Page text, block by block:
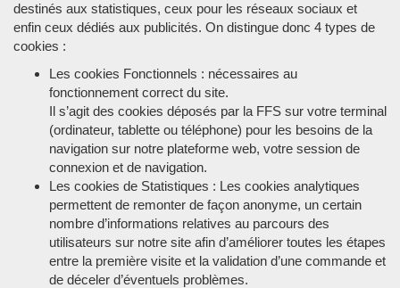
destinés aux statistiques, ceux pour les réseaux sociaux et
enfin ceux dédiés aux publicités. On distingue donc 4 types de
cookies :
Les cookies Fonctionnels : nécessaires au
fonctionnement correct du site.
Il s’agit des cookies déposés par la FFS sur votre terminal
(ordinateur, tablette ou téléphone) pour les besoins de la
navigation sur notre plateforme web, votre session de
connexion et de navigation.
Les cookies de Statistiques : Les cookies analytiques
permettent de remonter de façon anonyme, un certain
nombre d’informations relatives au parcours des
utilisateurs sur notre site afin d’améliorer toutes les étapes
entre la première visite et la validation d’une commande et
de déceler d’éventuels problèmes.